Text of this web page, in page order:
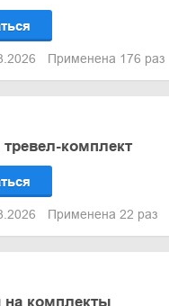
Применена 176 раз
комплект
Применена 22 раз
на комплекты